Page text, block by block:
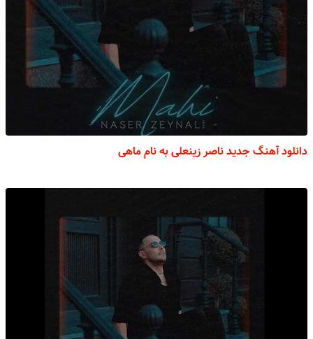
دانلود آهنگ جدید ناصر زینعلی به نام ماهی